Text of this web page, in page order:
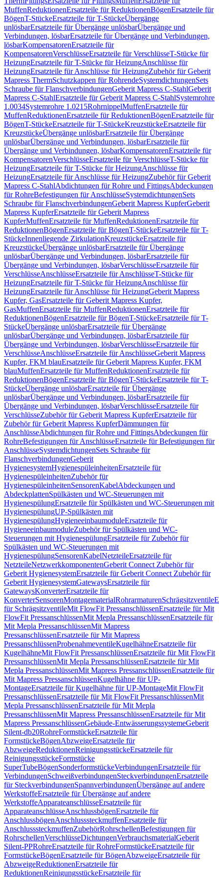
MuffenReduktionenErsatzteile für ReduktionenBögenErsatzteile für
BögenT-StückeErsatzteile für T-StückeÜbergänge
unlösbarErsatzteile für Übergänge unlösbarÜbergänge und
Verbindungen, lösbarErsatzteile für Übergänge und Verbindungen,
lösbarKompensatorenErsatzteile für
KompensatorenVerschlüsseErsatzteile für VerschlüsseT-Stücke für
HeizungErsatzteile für T-Stücke für HeizungAnschlüsse für
HeizungErsatzteile für Anschlüsse für HeizungZubehör für Geberit
Mapress ThermSchutzkappen für RohrendeSystemdichtungenSets
Schraube für FlanschverbindungenGeberit Mapress C-StahlGeberit
Mapress C-StahlErsatzteile für Geberit Mapress C-StahlSystemrohre
1.0034Systemrohre 1.0215RohrnippelMuffenErsatzteile für
MuffenReduktionenErsatzteile für ReduktionenBögenErsatzteile für
BögenT-StückeErsatzteile für T-StückeKreuzstückeErsatzteile für
KreuzstückeÜbergänge unlösbarErsatzteile für Übergänge
unlösbarÜbergänge und Verbindungen, lösbarErsatzteile für
Übergänge und Verbindungen, lösbarKompensatorenErsatzteile für
KompensatorenVerschlüsseErsatzteile für VerschlüsseT-Stücke für
HeizungErsatzteile für T-Stücke für HeizungAnschlüsse für
HeizungErsatzteile für Anschlüsse für HeizungZubehör für Geberit
Mapress C-StahlAbdichtungen für Rohre und FittingsAbdeckungen
für RohreBefestigungen für AnschlüsseSystemdichtungenSets
Schraube für FlanschverbindungenGeberit Mapress KupferGeberit
Mapress KupferErsatzteile für Geberit Mapress
KupferMuffenErsatzteile für MuffenReduktionenErsatzteile für
ReduktionenBögenErsatzteile für BögenT-StückeErsatzteile für T-
StückeInnenliegende ZirkulationKreuzstückeErsatzteile für
KreuzstückeÜbergänge unlösbarErsatzteile für Übergänge
unlösbarÜbergänge und Verbindungen, lösbarErsatzteile für
Übergänge und Verbindungen, lösbarVerschlüsseErsatzteile für
VerschlüsseAnschlüsseErsatzteile für AnschlüsseT-Stücke für
HeizungErsatzteile für T-Stücke für HeizungAnschlüsse für
HeizungErsatzteile für Anschlüsse für HeizungGeberit Mapress
Kupfer, GasErsatzteile für Geberit Mapress Kupfer,
GasMuffenErsatzteile für MuffenReduktionenErsatzteile für
ReduktionenBögenErsatzteile für BögenT-StückeErsatzteile für T-
StückeÜbergänge unlösbarErsatzteile für Übergänge
unlösbarÜbergänge und Verbindungen, lösbarErsatzteile für
Übergänge und Verbindungen, lösbarVerschlüsseErsatzteile für
VerschlüsseAnschlüsseErsatzteile für AnschlüsseGeberit Mapress
Kupfer, FKM blauErsatzteile für Geberit Mapress Kupfer, FKM
blauMuffenErsatzteile für MuffenReduktionenErsatzteile für
ReduktionenBögenErsatzteile für BögenT-StückeErsatzteile für T-
StückeÜbergänge unlösbarErsatzteile für Übergänge
unlösbarÜbergänge und Verbindungen, lösbarErsatzteile für
Übergänge und Verbindungen, lösbarVerschlüsseErsatzteile für
VerschlüsseZubehör für Geberit Mapress KupferErsatzteile für
Zubehör für Geberit Mapress KupferDämmungen für
AnschlüsseAbdichtungen für Rohre und FittingsAbdeckungen für
RohreBefestigungen für AnschlüsseErsatzteile für Befestigungen für
AnschlüsseSystemdichtungenSets Schraube für
FlanschverbindungenGeberit
HygienesystemHygienespüleinheitenErsatzteile für
HygienespüleinheitenZubehör für
HygienespüleinheitenSensorenKabelAbdeckungen und
AbdeckplattenSpülkästen und WC-Steuerungen mit
HygienespülungErsatzteile für Spülkästen und WC-Steuerungen mit
HygienespülungUP-Spülkästen mit
HygienespülungHygieneeinbaumoduleErsatzteile für
HygieneeinbaumoduleZubehör für Spülkästen und WC-
Steuerungen mit HygienespülungErsatzteile für Zubehör für
Spülkästen und WC-Steuerungen mit
HygienespülungSensorenKabelNetzteileErsatzteile für
NetzteileNetzwerkkomponentenGeberit Connect Zubehör für
Geberit HygienesystemErsatzteile für Geberit Connect Zubehör für
Geberit HygienesystemGatewaysErsatzteile für
GatewaysKonverterErsatzteile für
KonverterSensorenMontagematerialRohrarmaturenSchrägsitzventile
für SchrägsitzventileMit FlowFit PressanschlüssenErsatzteile für Mit
FlowFit PressanschlüssenMit Mepla PressanschlüssenErsatzteile für
Mit Mepla PressanschlüssenMit Mapress
PressanschlüssenErsatzteile für Mit Mapress
PressanschlüssenProbenahmeventileKugelhähneErsatzteile für
KugelhähneMit FlowFit PressanschlüssenErsatzteile für Mit FlowFit
PressanschlüssenMit Mepla PressanschlüssenErsatzteile für Mit
Mepla PressanschlüssenMit Mapress PressanschlüssenErsatzteile für
Mit Mapress PressanschlüssenKugelhähne für UP-
MontageErsatzteile für Kugelhähne für UP-MontageMit FlowFit
PressanschlüssenErsatzteile für Mit FlowFit PressanschlüssenMit
Mepla PressanschlüssenErsatzteile für Mit Mepla
PressanschlüssenMit Mapress PressanschlüssenErsatzteile für Mit
Mapress PressanschlüssenGebäude-EntwässerungssystemeGeberit
Silent-db20RohreFormstückeErsatzteile für
FormstückeBögenAbzweigeErsatzteile für
AbzweigeReduktionenReinigungsstückeErsatzteile für
ReinigungsstückeFormstücke
SuperTubeBögenSonderformstückeVerbindungenErsatzteile für
VerbindungenSchweißverbindungenSteckverbindungenErsatzteile
für SteckverbindungenSpannverbindungenÜbergänge auf andere
WerkstoffeErsatzteile für Übergänge auf andere
WerkstoffeApparateanschlüsseErsatzteile für
ApparateanschlüsseAnschlussbögenErsatzteile für
AnschlussbögenAnschlusssteckmuffenErsatzteile für
AnschlusssteckmuffenZubehörRohrschellenBefestigungen für
RohrschellenVerschlüsseDichtungenVerbrauchsmaterialGeberit
Silent-PPRohreErsatzteile für RohreFormstückeErsatzteile für
FormstückeBögenErsatzteile für BögenAbzweigeErsatzteile für
AbzweigeReduktionenErsatzteile für
ReduktionenReinigungsstückeErsatzteile für